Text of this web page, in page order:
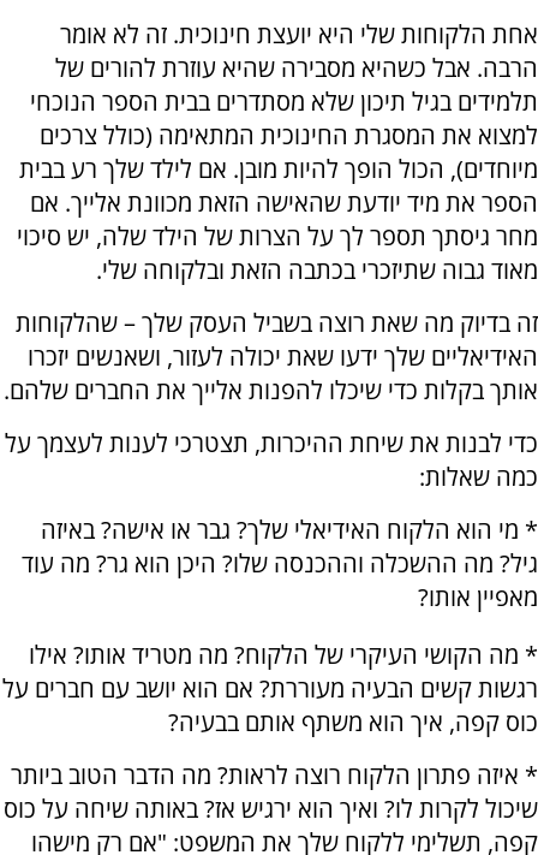
אחת הלקוחות שלי היא יועצת חינוכית. זה לא אומר
הרבה. אבל כשהיא מסבירה שהיא עוזרת להורים של
תלמידים בגיל תיכון שלא מסתדרים בבית הספר הנוכחי
למצוא את המסגרת החינוכית המתאימה (כולל צרכים
מיוחדים), הכול הופך להיות מובן. אם לילד שלך רע בבית
הספר את מיד יודעת שהאישה הזאת מכוונת אלייך. אם
מחר גיסתך תספר לך על הצרות של הילד שלה, יש סיכוי
מאוד גבוה שתיזכרי בכתבה הזאת ובלקוחה שלי.
זה בדיוק מה שאת רוצה בשביל העסק שלך – שהלקוחות
האידיאליים שלך ידעו שאת יכולה לעזור, ושאנשים יזכרו
אותך בקלות כדי שיכלו להפנות אלייך את החברים שלהם.
כדי לבנות את שיחת ההיכרות, תצטרכי לענות לעצמך על
כמה שאלות:
* מי הוא הלקוח האידיאלי שלך? גבר או אישה? באיזה
גיל? מה ההשכלה וההכנסה שלו? היכן הוא גר? מה עוד
מאפיין אותו?
* מה הקושי העיקרי של הלקוח? מה מטריד אותו? אילו
רגשות קשים הבעיה מעוררת? אם הוא יושב עם חברים על
כוס קפה, איך הוא משתף אותם בבעיה?
* איזה פתרון הלקוח רוצה לראות? מה הדבר הטוב ביותר
שיכול לקרות לו? ואיך הוא ירגיש אז? באותה שיחה על כוס
קפה, תשלימי ללקוח שלך את המשפט: "אם רק מישהו